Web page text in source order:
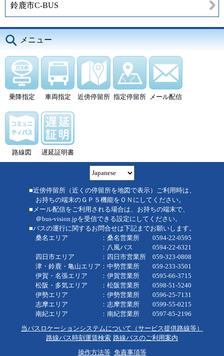
鈴鹿市C-BUS
メニュー
乗降指定 車両指定 近傍停留所 指定停留所 メール配信
路線図 遅延証明書
■近傍停留所（近くの停留所を地図で表示）ご利用時は、
お持ちの端末のＧＰＳ機能をＯＮにしてください。
■メール配信をご利用される場合は、お持ちの端末で、
＠bus-vision.jpを受信できる設定にしてください。
■バスの運行に関するお問合せは下記までお願いします。
桑名エリア ：桑名営業所 0594-22-0595
：八風バス 0594-22-6321
四日市エリア ：四日市営業所 059-323-0808
津・鈴鹿・亀山エリア：中勢営業所 059-233-3501
伊賀・名張エリア ：伊賀営業所 0595-66-3715
松阪・多気エリア ：松阪営業所 0598-51-5240
伊勢エリア ：伊勢営業所 0596-25-7131
志摩エリア ：志摩営業所 0599-55-0215
南紀エリア ：南紀営業所 0597-85-2196
当バスロケーションシステムについて（サービス提供路線等）
路線バス時刻運賃検索 路線バスのご利用案内
操作方法等 免責事項等